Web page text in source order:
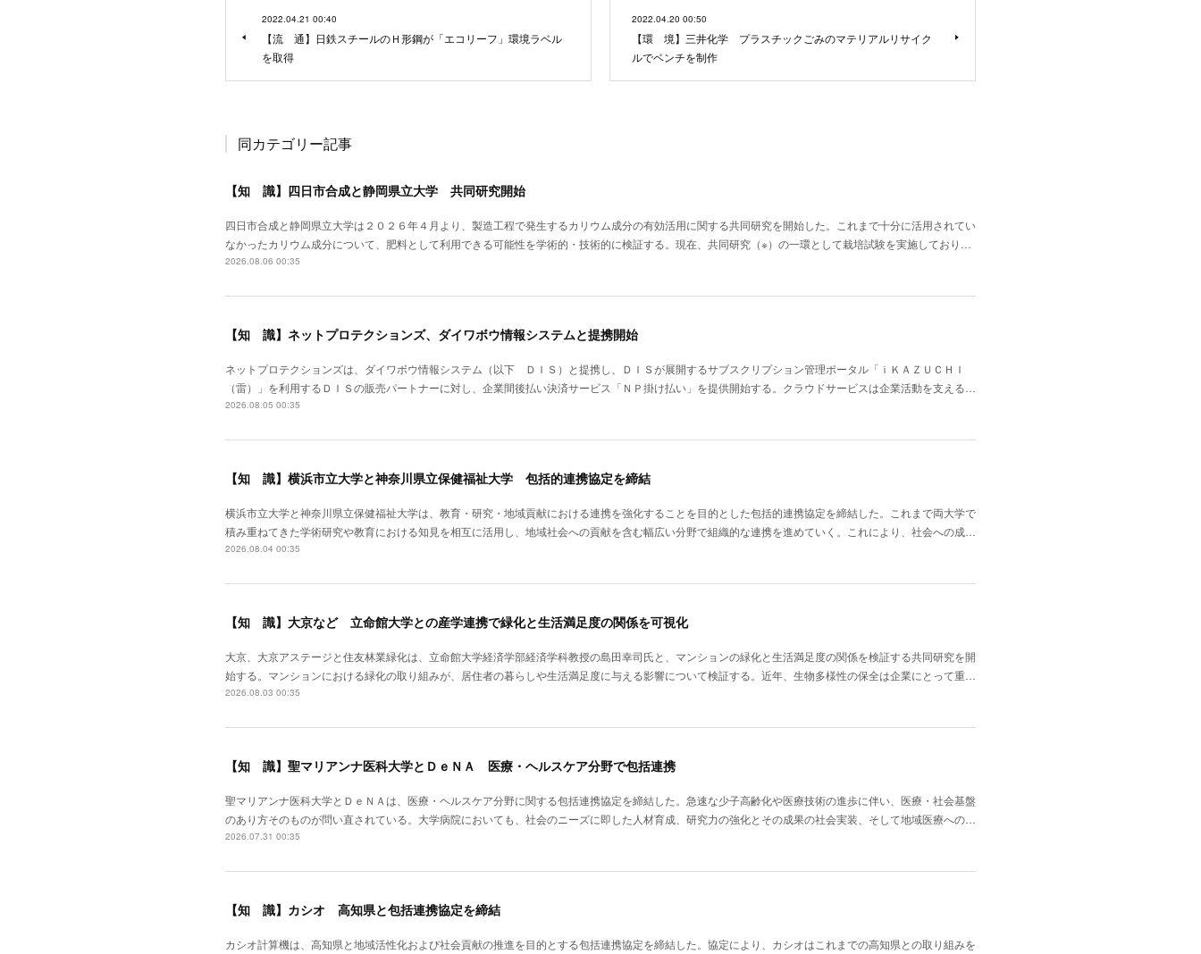
2022.04.21 00:40
【流 通】日鉄スチールのＨ形鋼が「エコリーフ」環境ラベル
を取得
2022.04.20 00:50
【環 境】三井化学 プラスチックごみのマテリアルリサイク
ルでベンチを制作
同カテゴリー記事
【知 識】四日市合成と静岡県立大学 共同研究開始
四日市合成と静岡県立大学は２０２６年４月より、製造工程で発生するカリウム成分の有効活用に関する共同研究を開始した。これまで十分に活用されてい
なかったカリウム成分について、肥料として利用できる可能性を学術的・技術的に検証する。現在、共同研究（※）の一環として栽培試験を実施しており…
2026.08.06 00:35
【知 識】ネットプロテクションズ、ダイワボウ情報システムと提携開始
ネットプロテクションズは、ダイワボウ情報システム（以下 ＤＩＳ）と提携し、ＤＩＳが展開するサブスクリプション管理ポータル「ｉＫＡＺＵＣＨＩ
（雷）」を利用するＤＩＳの販売パートナーに対し、企業間後払い決済サービス「ＮＰ掛け払い」を提供開始する。クラウドサービスは企業活動を支える…
2026.08.05 00:35
【知 識】横浜市立大学と神奈川県立保健福祉大学 包括的連携協定を締結
横浜市立大学と神奈川県立保健福祉大学は、教育・研究・地域貢献における連携を強化することを目的とした包括的連携協定を締結した。これまで両大学で
積み重ねてきた学術研究や教育における知見を相互に活用し、地域社会への貢献を含む幅広い分野で組織的な連携を進めていく。これにより、社会への成…
2026.08.04 00:35
【知 識】大京など 立命館大学との産学連携で緑化と生活満足度の関係を可視化
大京、大京アステージと住友林業緑化は、立命館大学経済学部経済学科教授の島田幸司氏と、マンションの緑化と生活満足度の関係を検証する共同研究を開
始する。マンションにおける緑化の取り組みが、居住者の暮らしや生活満足度に与える影響について検証する。近年、生物多様性の保全は企業にとって重…
2026.08.03 00:35
【知 識】聖マリアンナ医科大学とＤｅＮＡ 医療・ヘルスケア分野で包括連携
聖マリアンナ医科大学とＤｅＮＡは、医療・ヘルスケア分野に関する包括連携協定を締結した。急速な少子高齢化や医療技術の進歩に伴い、医療・社会基盤
のあり方そのものが問い直されている。大学病院においても、社会のニーズに即した人材育成、研究力の強化とその成果の社会実装、そして地域医療への…
2026.07.31 00:35
【知 識】カシオ 高知県と包括連携協定を締結
カシオ計算機は、高知県と地域活性化および社会貢献の推進を目的とする包括連携協定を締結した。協定により、カシオはこれまでの高知県との取り組みを